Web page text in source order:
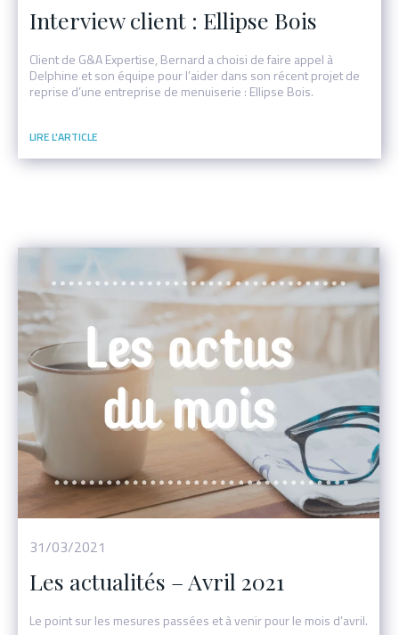
Interview client : Ellipse Bois
Client de G&A Expertise, Bernard a choisi de faire appel à
Delphine et son équipe pour l’aider dans son récent projet de
reprise d’une entreprise de menuiserie : Ellipse Bois.
Événement
31/03/2021
Les actualités – Avril 2021
Le point sur les mesures passées et à venir pour le mois d’avril.